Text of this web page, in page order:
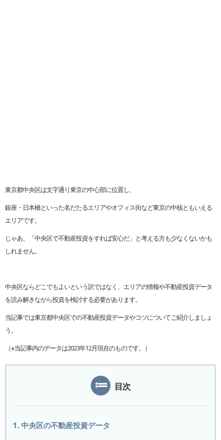
東京都中央区は文字通り東京の中心部に位置し、
銀座・日本橋といった名だたるエリアやオフィス街など東京の中核ともいえる
エリアです。
じゃあ、「中央区で不動産投資をすれば安心だ」と考える方も少なくないかも
しれません。
中央区ならどこでもよいという訳ではなく、エリアの情報や不動産投資データ
を読み解きながら投資を検討する必要があります。
当記事では東京都中央区での不動産投資データやコツについてご紹介しましょ
う。
（※当記事内のデータは2023年12月現在のものです。）
目次
1. 中央区の不動産投資データ